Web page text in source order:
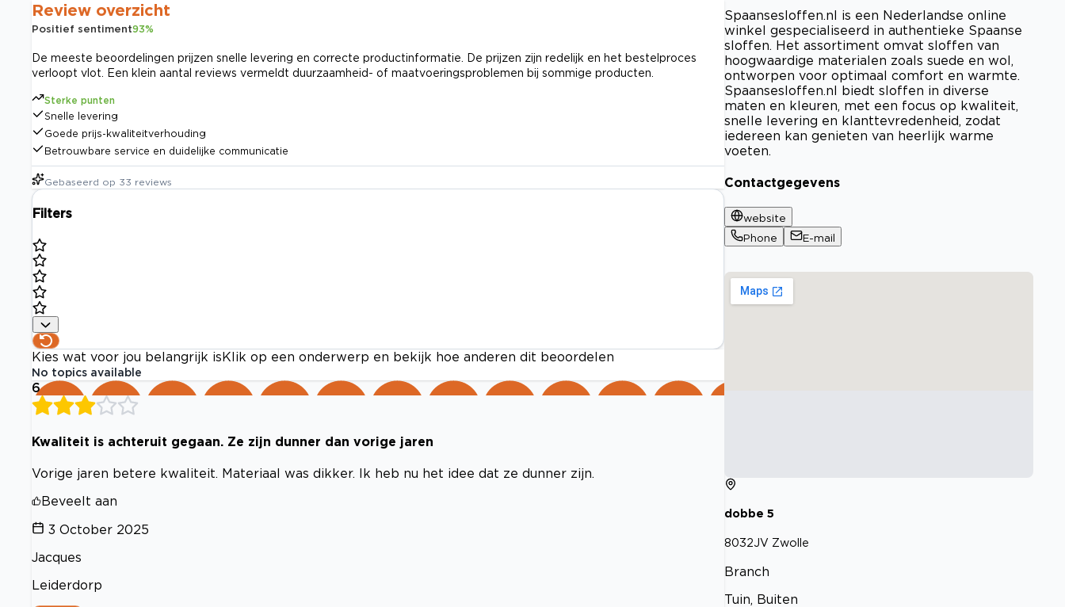
Review overzicht
Positief sentiment93%
De meeste beoordelingen prijzen snelle levering en correcte productinformatie. De prijzen zijn redelijk en het bestelproces
verloopt vlot. Een klein aantal reviews vermeldt duurzaamheid- of maatvoeringsproblemen bij sommige producten.
Sterke punten
Snelle levering
Goede prijs-kwaliteitverhouding
Betrouwbare service en duidelijke communicatie
Gebaseerd op 33 reviews
Filters
Kies wat voor jou belangrijk is Klik op een onderwerp en bekijk hoe anderen dit beoordelen
No topics available
6
Kwaliteit is achteruit gegaan. Ze zijn dunner dan vorige jaren
Vorige jaren betere kwaliteit. Materiaal was dikker. Ik heb nu het idee dat ze dunner zijn.
Beveelt aan
3 October 2025
Jacques
Leiderdorp
Spaansesloffen.nl is een Nederlandse online
winkel gespecialiseerd in authentieke Spaanse
sloffen. Het assortiment omvat sloffen van
hoogwaardige materialen zoals suede en wol,
ontworpen voor optimaal comfort en warmte.
Spaansesloffen.nl biedt sloffen in diverse
maten en kleuren, met een focus op kwaliteit,
snelle levering en klanttevredenheid, zodat
iedereen kan genieten van heerlijk warme
voeten.
Contactgegevens
website
Phone
E-mail
dobbe 5
8032JV Zwolle
Branch
Tuin, Buiten